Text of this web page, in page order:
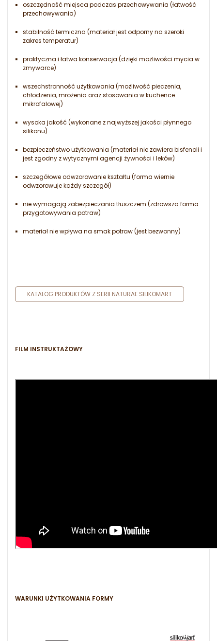
oszczędność miejsca podczas przechowywania (łatwość
przechowywania)
stabilność termiczna (materiał jest odporny na szeroki
zakres temperatur)
praktyczna i łatwa konserwacja (dzięki możliwości mycia w
zmywarce)
wszechstronność użytkowania (możliwość pieczenia,
chłodzenia, mrożenia oraz stosowania w kuchence
mikrofalowej)
wysoka jakość (wykonane z najwyższej jakości płynnego
silikonu)
bezpieczeństwo użytkowania (materiał nie zawiera bisfenoli i
jest zgodny z wytycznymi agencji żywności i leków)
szczegółowe odwzorowanie kształtu (forma wiernie
odwzorowuje każdy szczegół)
nie wymagają zabezpieczania tłuszczem (zdrowsza forma
przygotowywania potraw)
materiał nie wpływa na smak potraw (jest bezwonny)
KATALOG PRODUKTÓW Z SERII NATURAE SILIKOMART
FILM INSTRUKTAŻOWY
WARUNKI UŻYTKOWANIA FORMY